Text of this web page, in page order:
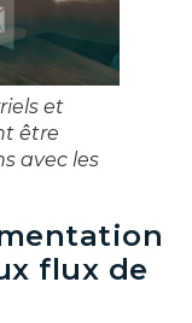
et
être
avec les
flux de